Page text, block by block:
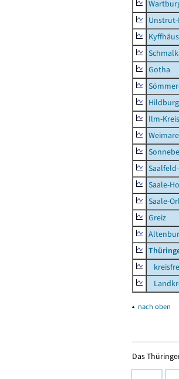
Gotha
Ilm-Kreis
Saale-
Saale-
Greiz
▴ nach oben
Das